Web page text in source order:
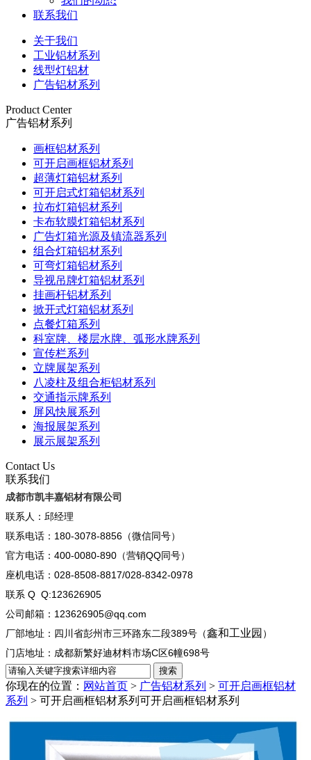
联系我们
关于我们
工业铝材系列
线型灯铝材
广告铝材系列
Product Center
广告铝材系列
画框铝材系列
可开启画框铝材系列
超薄灯箱铝材系列
可开启式灯箱铝材系列
拉布灯箱铝材系列
卡布软膜灯箱铝材系列
广告灯箱光源及镇流器系列
组合灯箱铝材系列
可弯灯箱铝材系列
导视吊牌灯箱铝材系列
挂画杆铝材系列
掀开式灯箱铝材系列
点餐灯箱系列
科室牌、楼层水牌、弧形水牌系列
宣传栏系列
立牌展架系列
八凌柱及组合柜铝材系列
交通指示牌系列
屏风快展系列
海报展架系列
展示展架系列
Contact Us
联系我们
成都市凯丰嘉铝材有限公司
联系人：邱经理
联系电话：180-3078-8856（微信同号）
官方电话：400-0080-890（营销QQ同号）
座机电话：028-8508-8817/028-8342-0978
联系 Q Q:123626905
公司邮箱：123626905@qq.com
厂部地址：四川省彭州市三环路东二段389号（鑫和工业园 ）
门店地址：成都新繁好迪材料市场C区6幢698号
你现在的位置： 网站首页 > 广告铝材系列 > 可开启画框铝材
系列 > 可开启画框铝材系列 可开启画框铝材系列